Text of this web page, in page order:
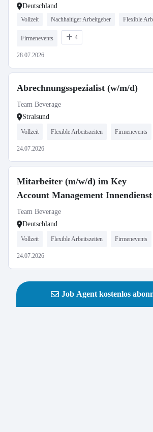
Deutschland
Vollzeit Nachhaltiger Arbeitgeber Flexible
Firmenevents 4
28.07.2026
Abrechnungsspezialist (w/m/d)
Team Beverage
Stralsund
Vollzeit Flexible Arbeitszeiten Firmenevents
24.07.2026
Mitarbeiter (m/w/d) im Key
Account Management Innendienst
Team Beverage
Deutschland
Vollzeit Flexible Arbeitszeiten Firmenevents
24.07.2026
Job Agent kostenlos